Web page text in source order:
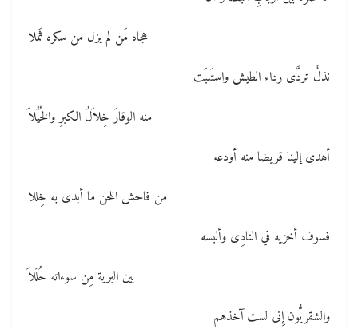
هجاه مَن لم يزل من سكره ثَملا
نذلٌ تردَّى رداء الطيش واستَلبَت
منه الوقارَ خِلاَلُ الكبرِ والخُيُلاَ
أهدى إلينا قريضا منه أودعه
من فاحش اللحن ما أبدى به خِللا
فسوف أخزيه في النادِى وألبسه
بين البرية مِن سوءاته حُلَلاَ
والشقريُّون إِنى لست آخذهم